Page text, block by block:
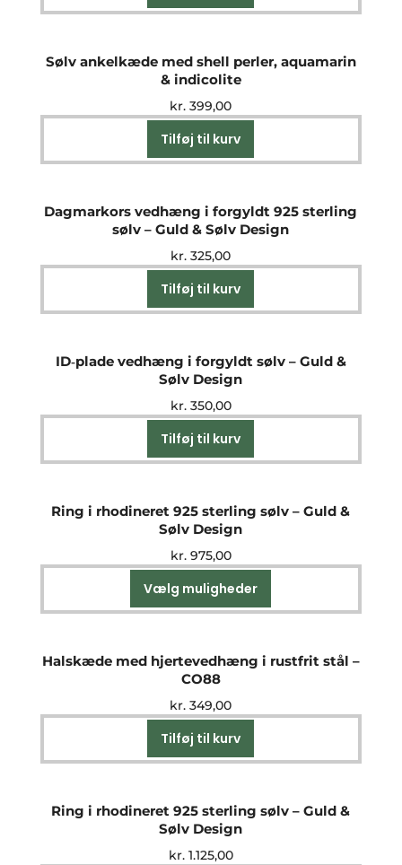
Sølv ankelkæde med shell perler, aquamarin
& indicolite
kr. 399,00
Tilføj til kurv
Dagmarkors vedhæng i forgyldt 925 sterling
sølv – Guld & Sølv Design
kr. 325,00
Tilføj til kurv
ID‑plade vedhæng i forgyldt sølv – Guld &
Sølv Design
kr.350,00
Tilføj til kurv
Ring i rhodineret 925 sterling sølv – Guld &
Sølv Design
kr.975,00
Vælg muligheder
vare
varianter.
kan
Halskæde med hjertevedhæng i rustfrit stål –
CO88
kr. 349,00
Tilføj til kurv
Ring i rhodineret 925 sterling sølv – Guld &
Sølv Design
kr.1.125,00